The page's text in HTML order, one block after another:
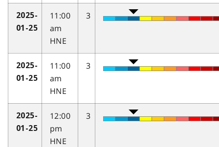
2025-
01-25
11:00
am
HNE
3
2025-
01-25
11:00
am
HNE
3
2025-
01-25
12:00
pm
HNE
3